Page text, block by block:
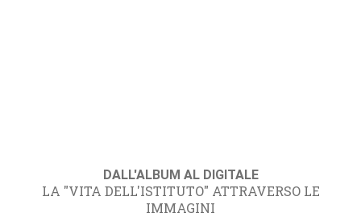
DALL'ALBUM AL DIGITALE
LA "VITA DELL'ISTITUTO" ATTRAVERSO LE
IMMAGINI